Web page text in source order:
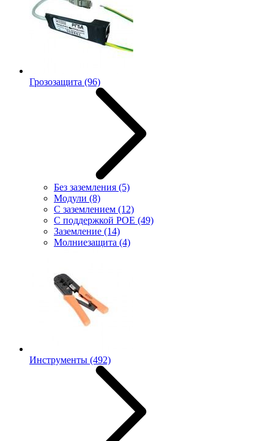
Грозозащита (96)
Без заземления (5)
Модули (8)
С заземлением (12)
С поддержкой POE (49)
Заземление (14)
Молниезащита (4)
Инструменты (492)